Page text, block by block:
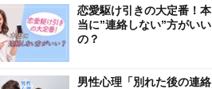
恋愛駆け引きの大定番！本
当に”連絡しない”方がいい
の？
男性心理「別れた後の連絡